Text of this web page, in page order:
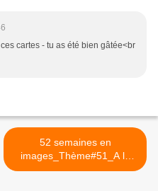
cartes - tu as été bien gâtée<br
52 semaines en
images_Thème#51_A la
manière de...Alain Laboile >